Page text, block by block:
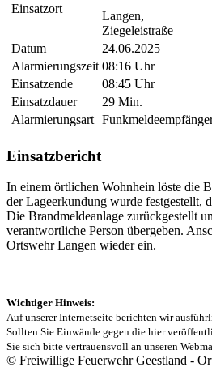
Einsatzort
Langen,
Ziegeleistraße
Datum
24.06.2025
Alarmierungszeit 08:16 Uhr
Einsatzende
08:45 Uhr
Einsatzdauer
29 Min.
Alarmierungsart
Einsatzbericht
In einem örtlichen Wohnhein löste die
der Lageerkundung wurde festgestellt,
Die Brandmeldeanlage zurückgestellt
verantwortliche Person übergeben.
Ortswehr Langen wieder ein.
Wichtiger Hinweis:
Auf unserer Internetseite berichten wir
Sollten Sie Einwände gegen die hier
Sie sich bitte vertrauensvoll an unseren
© Freiwillige Feuerwehr Geestland -